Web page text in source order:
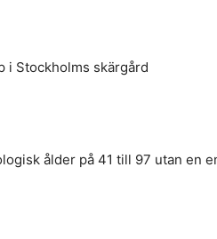
i Stockholms skärgård
ålder på 41 till 97 utan en